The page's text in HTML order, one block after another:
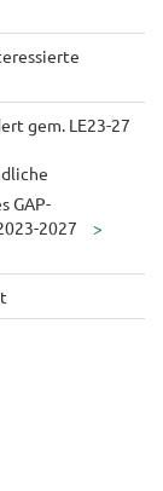
gem. LE23-27
GAP-
2027